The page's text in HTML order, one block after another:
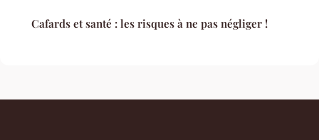
Cafards et santé : les risques à ne pas négliger !